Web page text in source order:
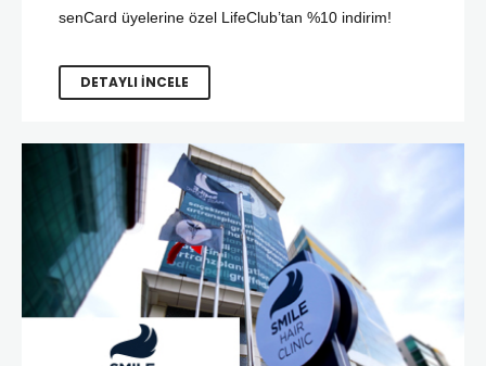
senCard üyelerine özel LifeClub’tan %10 indirim!
DETAYLI İNCELE